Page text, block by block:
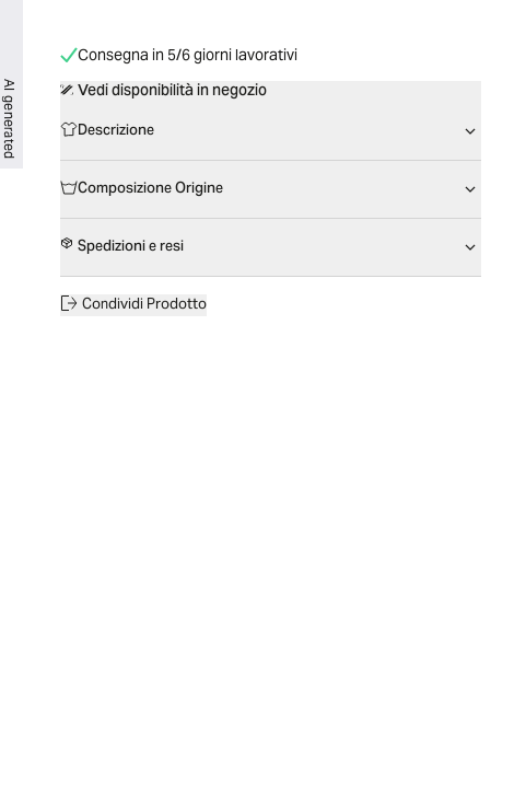
AI generated
Consegna in 5/6 giorni lavorativi
Vedi disponibilità in negozio
Descrizione
Composizione Origine
Spedizioni e resi
Condividi Prodotto